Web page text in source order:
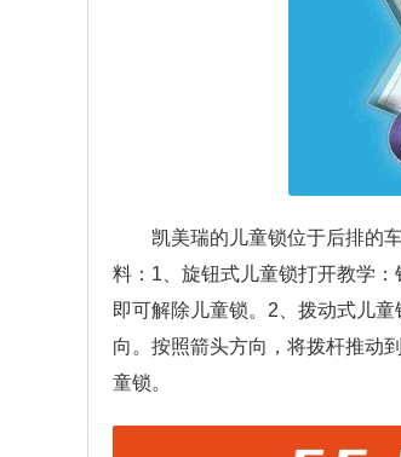
凯美瑞的儿童锁位于后排的
料：1、旋钮式儿童锁打开教学
即可解除儿童锁。2、拨动式儿童
向。按照箭头方向，将拨杆推动
童锁。